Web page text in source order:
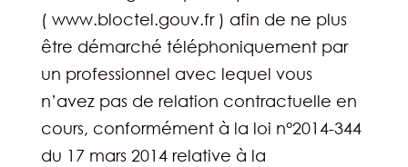
( www.bloctel.gouv.fr ) afin de ne plus
être démarché téléphoniquement par
un professionnel avec lequel vous
n’avez pas de relation contractuelle en
cours, conformément à la loi n°2014-344
du 17 mars 2014 relative à la